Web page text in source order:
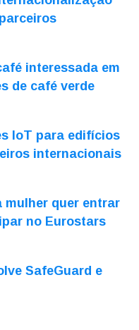
interessada em
de café verde
IoT para edifícios
internacionais
mulher quer entrar
no Eurostars
SafeGuard e